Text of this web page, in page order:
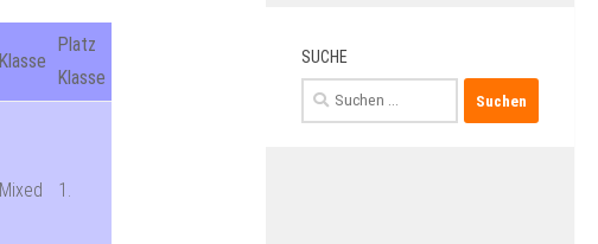
Klasse
Platz
Klasse
Mixed 1.
SUCHE
Suchen
nach: